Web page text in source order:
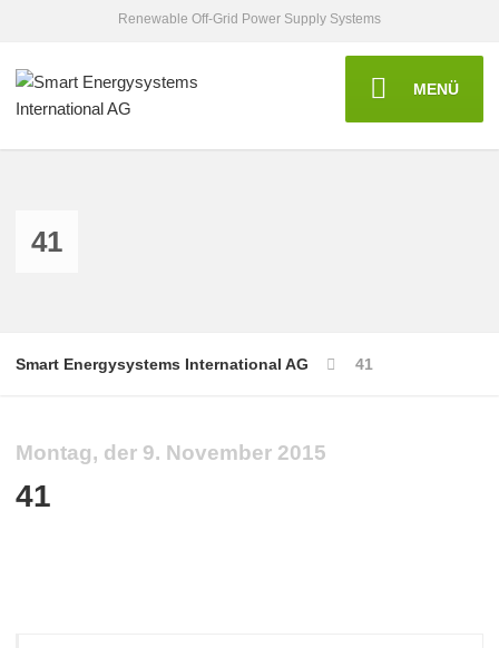
Renewable Off-Grid Power Supply Systems
MENÜ
41
Smart Energysystems International AG 41
Montag, der 9. November 2015
41